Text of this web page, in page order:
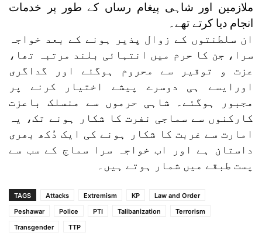
ملازمین اور شاہی پیغام رساں کے طور پر خدمات
انجام دیا کرتے تھے۔
ان سلطنتوں کے زوال پذیر ہونے کے بعد خواجہ
سرا، جن کا حرم میں انتہائی بلند مرتبہ تھا،
عزت و توقیر سے محروم ہوگئے اور گداگری
اورایسے ہی دوسرے پیشے اختیار کرنے پر
مجبور ہوگئے۔ شاہی حرموں سے منسلک باعزت
کارکنوں سے سماجی نفرت کا شکار ہونے تک، یہ
امارت سے غربت کا شکار ہونے کی ایک دُکھ بھری
داستان ہے اور اب خواجہ سرا سماج کے سب سے
پست طبقے میں شمار ہوتے ہیں۔
TAGS Attacks Extremism KP
Law and Order
Peshawar
Police PTI Talibanization
Terrorism
Transgender
TTP